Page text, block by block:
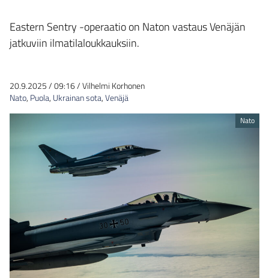
Eastern Sentry -operaatio on Naton vastaus Venäjän
jatkuviin ilmatilaloukkauksiin.
20.9.2025/09:16/Vilhelmi Korhonen
Nato, Puola, Ukrainan sota,Venäjä
Nato